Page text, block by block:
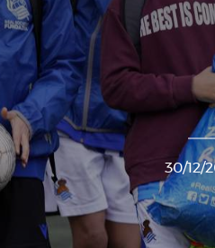
30/12/